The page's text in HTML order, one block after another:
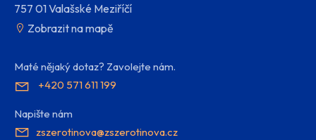
757 01 Valašské Meziříčí
Zobrazit na mapě
Maté nějaký dotaz? Zavolejte nám.
+420 571 611 199
Napište nám
zszerotinova@zszerotinova.cz